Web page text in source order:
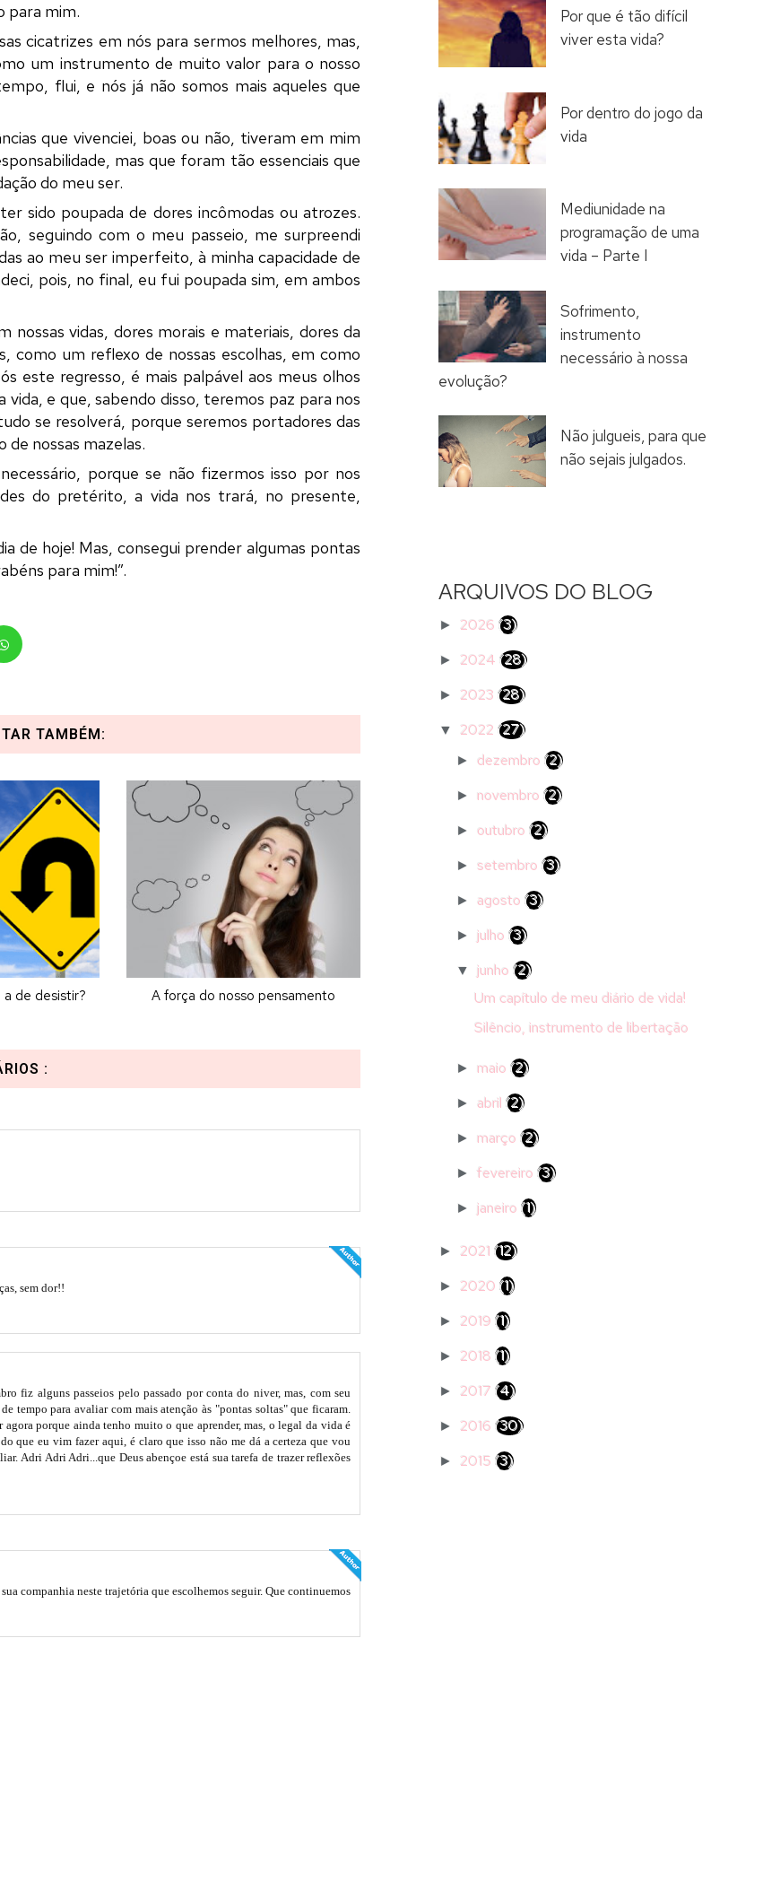
para mim.
cicatrizes em nós para sermos melhores, mas,
um instrumento de muito valor para o nosso
flui, e nós já não somos mais aqueles que
que vivenciei, boas ou não, tiveram em mim
mas que foram tão essenciais que
do meu ser.
sido poupada de dores incômodas ou atrozes.
seguindo com o meu passeio, me surpreendi
ao meu ser imperfeito, à minha capacidade de
pois, no final, eu fui poupada sim, em ambos
vidas, dores morais e materiais, dores da
como um reflexo de nossas escolhas, em como
este regresso, é mais palpável aos meus olhos
e que, sabendo disso, teremos paz para nos
se resolverá, porque seremos portadores das
nossas mazelas.
porque se não fizermos isso por nos
do pretérito, a vida nos trará, no presente,
de hoje! Mas, consegui prender algumas pontas
para mim!”.
TAMBÉM:
de desistir? A força do nosso pensamento
:
sem dor!!
fiz alguns passeios pelo passado por conta do niver, mas, com seu
tempo para avaliar com mais atenção às "pontas soltas" que ficaram.
porque ainda tenho muito o que aprender, mas, o legal da vida é
que eu vim fazer aqui, é claro que isso não me dá a certeza que vou
Adri Adri Adri...que Deus abençoe está sua tarefa de trazer reflexões
companhia neste trajetória que escolhemos seguir. Que continuemos
Por que é tão difícil
viver esta vida?
Por dentro do jogo da
vida
Mediunidade na
programação de uma
vida – Parte I
Sofrimento,
instrumento
necessário à nossa
evolução?
Não julgueis, para que
não sejais julgados.
ARQUIVOS DO BLOG
► 2026 (3)
► 2024 (28)
► 2023 (28)
▼ 2022 (27)
► dezembro(2)
►novembro(2)
► outubro(2)
► setembro(3)
► agosto(3)
► julho(3)
▼ junho(2)
Um capítulo de meu diário de vida!
Silêncio, instrumento de libertação
►maio(2)
► abril(2)
►março(2)
►fevereiro(3)
► janeiro(1)
► 2021 (12)
► 2020 (1)
► 2019 (1)
► 2018 (1)
► 2017 (4)
► 2016 (30)
► 2015 (3)